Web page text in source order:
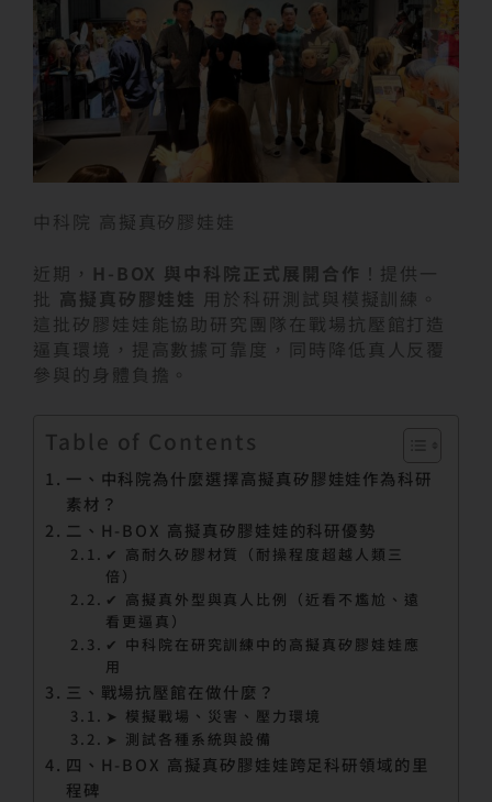
中科院 高擬真矽膠娃娃
近期， H-BOX 與中科院正式展開合作
！提供一
批 高擬真矽膠娃娃 用於科研測試與模擬訓練。
這批矽膠娃娃能協助研究團隊在戰場抗壓館打造
逼真環境，提高數據可靠度，同時降低真人反覆
參與的身體負擔。
Table of Contents
一、中科院為什麼選擇高擬真矽膠娃娃作為科研
素材？
二、H-BOX 高擬真矽膠娃娃的科研優勢
✔ 高耐久矽膠材質（耐操程度超越人類三
倍）
✔ 高擬真外型與真人比例（近看不尷尬、遠
看更逼真）
✔ 中科院在研究訓練中的高擬真矽膠娃娃應
用
三、戰場抗壓館在做什麼？
➤ 模擬戰場、災害、壓力環境
➤ 測試各種系統與設備
四、H-BOX 高擬真矽膠娃娃跨足科研領域的里
程碑